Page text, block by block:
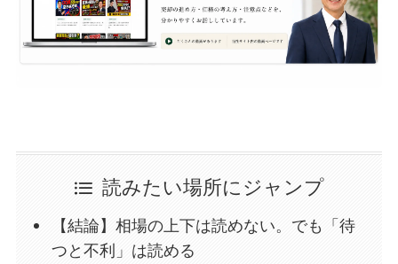
読みたい場所にジャンプ
【結論】相場の上下は読めない。でも「待
つと不利」は読める